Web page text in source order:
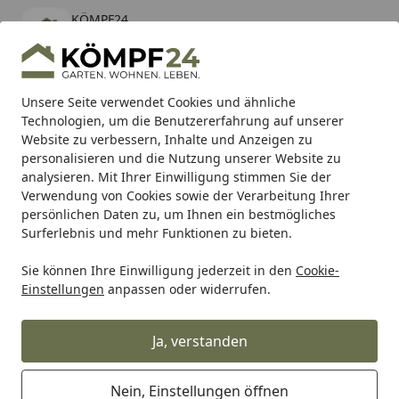
Unsere Seite verwendet Cookies und ähnliche
Technologien, um die Benutzererfahrung auf unserer
Website zu verbessern, Inhalte und Anzeigen zu
personalisieren und die Nutzung unserer Website zu
analysieren. Mit Ihrer Einwilligung stimmen Sie der
Verwendung von Cookies sowie der Verarbeitung Ihrer
persönlichen Daten zu, um Ihnen ein bestmögliches
Surferlebnis und mehr Funktionen zu bieten.
Sie können Ihre Einwilligung jederzeit in den Cookie-
Einstellungen anpassen oder widerrufen.
Ja, verstanden
Nein, Einstellungen öffnen
KÖMPF24
kostenlos - Im App Store
Hotline
Alle Produkte
Mein Konto
Suchen
Karibu Pools inkl. gratis Sandfilteranlage & Pool-
Starterset (Gesamtwert bis 468,99€)
Startseite
RK Rk Motorradkette RK Kette GB428MXZ1 132 Glieder
RK Kette GB428MXZ1 132 Glieder